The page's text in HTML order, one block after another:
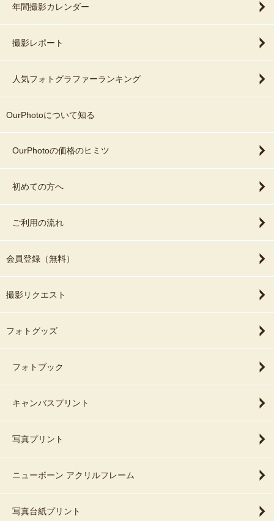
年間撮影カレンダー
撮影レポート
人気フォトグラファーランキング
OurPhotoについて知る
OurPhotoの価格のヒミツ
初めての方へ
ご利用の流れ
会員登録（無料）
撮影リクエスト
フォトグッズ
フォトブック
キャンバスプリント
写真プリント
ニューボーン アクリルフレーム
写真台紙プリント